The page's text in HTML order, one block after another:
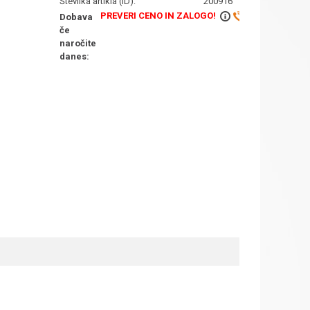
Dobava
če
naročite
danes:
PREVERI CENO IN ZALOGO!